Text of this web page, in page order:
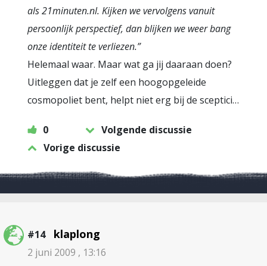
als 21minuten.nl. Kijken we vervolgens vanuit
persoonlijk perspectief, dan blijken we weer bang
onze identiteit te verliezen.”
Helemaal waar. Maar wat ga jij daaraan doen?
Uitleggen dat je zelf een hoogopgeleide
cosmopoliet bent, helpt niet erg bij de sceptici…
0
Volgende discussie
Vorige discussie
#14 klaplong
2 juni 2009 , 13:16